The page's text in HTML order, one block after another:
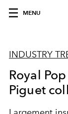
MENU
INDUSTRY
Royal
Piguet